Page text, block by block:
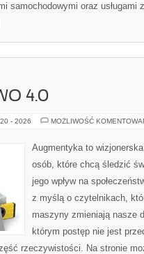
samochodowymi oraz usługami
4.0
- 2026 MOŻLIWOŚĆ
Augmentyka to
osób, które chcą śledzić
jego wpływ na
z myślą o czytelnikach,
maszyny zmieniają nasze
którym postęp nie jest
rzeczywistości. Na stronie